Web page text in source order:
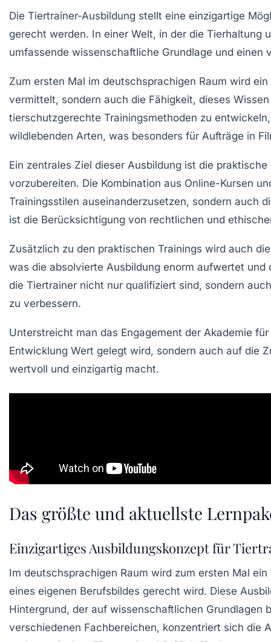
Die Tiertrainer-Ausbildung stellt eine einzigartige
gerecht werden. In einer Welt, in der die Tierhaltung
umfassende wissenschaftliche Grundlage und einen
Zum ersten Mal im deutschsprachigen Raum wird
vermittelt, sondern auch die Fähigkeit, dieses
tierschutzgerechte Trainingsmethoden zu
wildlebenden Arten, was besonders für Aufträge in
Ein zentrales Ziel dieser Ausbildung ist die
vorzubereiten. Die Kombination aus Online-Kursen
Trainingsstilen auseinanderzusetzen, sondern auch
ist die Berücksichtigung von rechtlichen und
Zusätzlich zu den praktischen Trainings wird auch
was die absolvierte Ausbildung enorm aufwertet und
die Tiertrainer nicht nur qualifiziert sind, sondern
zu verbessern.
Unterstreicht man das Engagement der Akademie
Entwicklung Wert gelegt wird, sondern auch auf die
wertvoll und einzigartig macht.
Das größte und aktuellste
Einzigartiges Ausbildungskonzept für
Im deutschsprachigen Raum wird zum ersten Mal
eines eigenen Berufsbildes gerecht wird. Diese
Hintergrund, der auf wissenschaftlichen
verschiedenen Fachbereichen, konzentriert sich die